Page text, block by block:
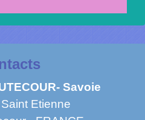
Savoie
Etienne